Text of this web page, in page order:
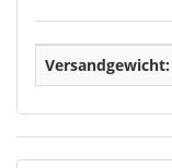
Versandgewicht: